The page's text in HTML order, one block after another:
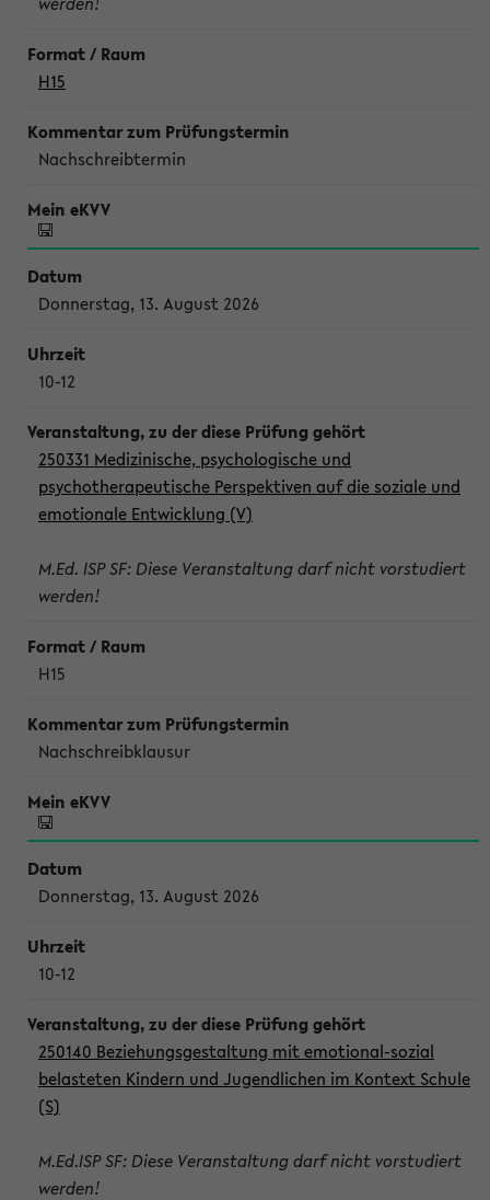
H15
Nachschreibtermin
Donnerstag, 13. August 2026
10-12
250331 Medizinische, psychologische und
psychotherapeutische Perspektiven auf die soziale und
emotionale Entwicklung (V)
M.Ed. ISP SF: Diese Veranstaltung darf nicht vorstudiert
werden!
H15
Nachschreibklausur
Donnerstag, 13. August 2026
10-12
250140 Beziehungsgestaltung mit emotional-sozial
belasteten Kindern und Jugendlichen im Kontext Schule
(S)
M.Ed.ISP SF: Diese Veranstaltung darf nicht vorstudiert
werden!